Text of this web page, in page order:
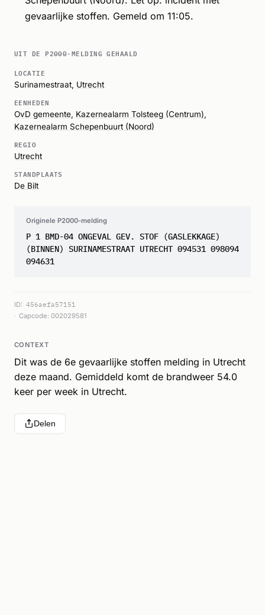
gevaarlijke stoffen. Gemeld om 11:05.
UIT DE P2000-MELDING GEHAALD
LOCATIE
Surinamestraat, Utrecht
EENHEDEN
OvD gemeente Kazernealarm Tolsteeg (Centrum)
Kazernealarm Schepenbuurt (Noord)
REGIO
Utrecht
STANDPLAATS
De Bilt
Originele P2000-melding
P 1 BMD-04 ONGEVAL GEV. STOF (GASLEKKAGE)
(BINNEN) SURINAMESTRAAT UTRECHT 094531 098094
094631
ID: 456aefa57151
Capcode: 002029581
CONTEXT
Dit was de 6e gevaarlijke stoffen melding in Utrecht
deze maand. Gemiddeld komt de brandweer 54.0
keer per week in Utrecht.
Delen